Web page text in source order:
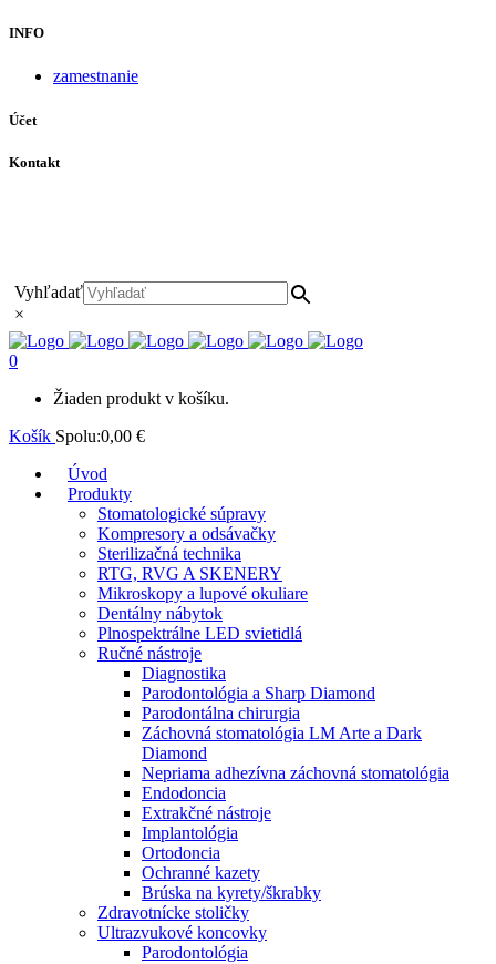
INFO
zamestnanie
Účet
Kontakt
Vyhľadať
×
0
Žiaden produkt v košíku.
Košík Spolu:0,00 €
Úvod
Produkty
Stomatologické súpravy
Kompresory a odsávačky
Sterilizačná technika
RTG, RVG A SKENERY
Mikroskopy a lupové okuliare
Dentálny nábytok
Plnospektrálne LED svietidlá
Ručné nástroje
Diagnostika
Parodontológia a Sharp Diamond
Parodontálna chirurgia
Záchovná stomatológia LM Arte a Dark
Diamond
Nepriama adhezívna záchovná stomatológia
Endodoncia
Extrakčné nástroje
Implantológia
Ortodoncia
Ochranné kazety
Brúska na kyrety/škrabky
Zdravotnícke stoličky
Ultrazvukové koncovky
Parodontológia